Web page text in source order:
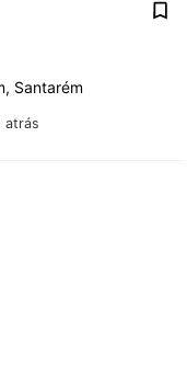
atrás
Santarém